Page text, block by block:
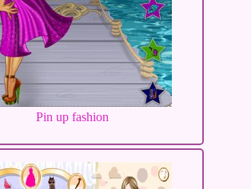
Pin up fashion